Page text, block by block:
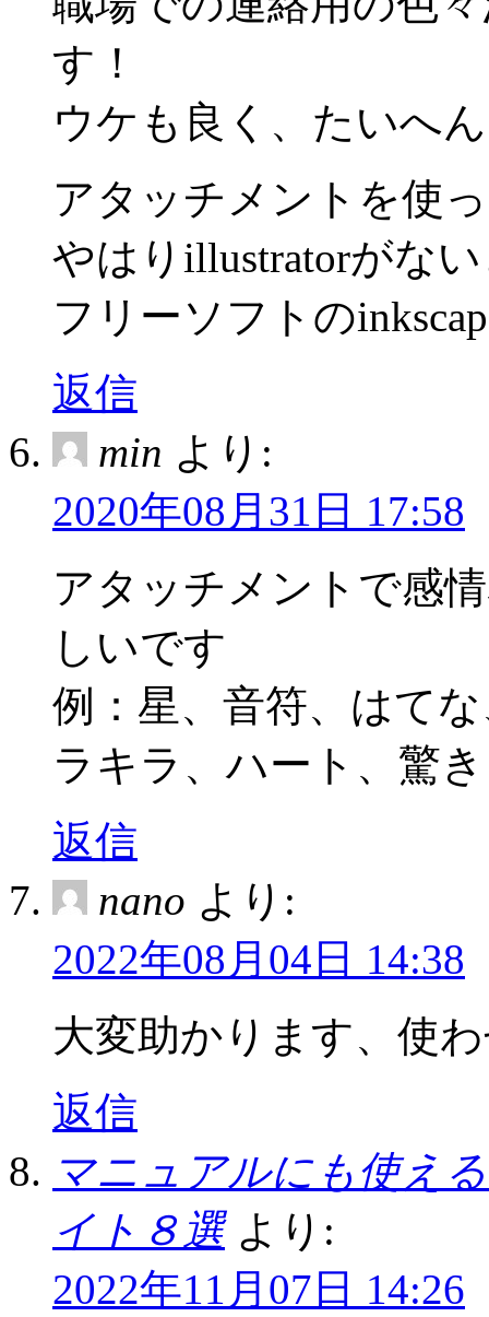
す！
ウケも良く、たいへ
アタッチメントを使
やはりillustratorがな
フリーソフトの
返信
min より:
2020年08月31日 17:58
アタッチメントで感
しいです
例：星、音符、はて
ラキラ、ハート、驚
返信
nano より:
2022年08月04日 14:38
大変助かります、使
返信
マニュアルにも使え
イト８選 より:
2022年11月07日 14:26